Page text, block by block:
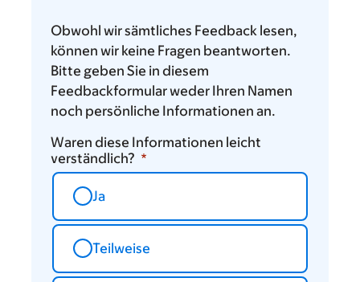
Obwohl wir sämtliches Feedback lesen,
können wir keine Fragen beantworten.
Bitte geben Sie in diesem
Feedbackformular weder Ihren Namen
noch persönliche Informationen an.
Waren diese Informationen leicht
verständlich?
Ja
Teilweise